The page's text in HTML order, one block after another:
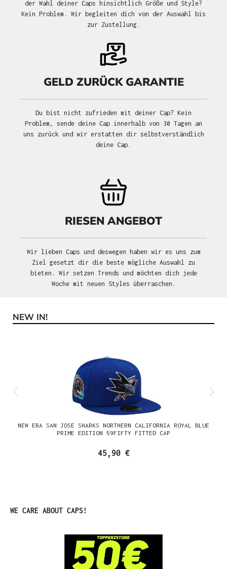
der Wahl deiner Caps hinsichtlich Größe und Style?
Kein Problem. Wir begleiten dich von der Auswahl bis
zur Zustellung.
GELD ZURÜCK GARANTIE
Du bist nicht zufrieden mit deiner Cap? Kein
Problem, sende deine Cap innerhalb von 30 Tagen an
uns zurück und wir erstatten dir selbstverständlich
deine Cap.
RIESEN ANGEBOT
Wir lieben Caps und deswegen haben wir es uns zum
Ziel gesetzt dir die beste mögliche Auswahl zu
bieten. Wir setzen Trends und möchten dich jede
Woche mit neuen Styles überraschen.
Produktgalerie überspringen
NEW IN!
NEW ERA SAN JOSE SHARKS NORTHERN CALIFORNIA ROYAL BLUE
PRIME EDITION 59FIFTY FITTED CAP
45,90 €
Produktgalerie überspringen
WE CARE ABOUT CAPS!